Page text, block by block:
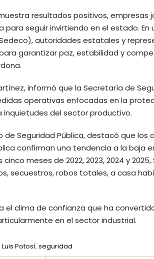
resultados positivos, empresas
seguir invirtiendo en el estado.
autoridades estatales y
garantizar paz, estabilidad y
informó que la Secretaría de
operativas enfocadas en la
del sector productivo.
de Seguridad Pública, destacó que
confirman una tendencia a la baja
meses de 2022, 2023, 2024 y
secuestros, robos totales, a casa
clima de confianza que ha
en el sector industrial.
Luis Potosí, seguridad